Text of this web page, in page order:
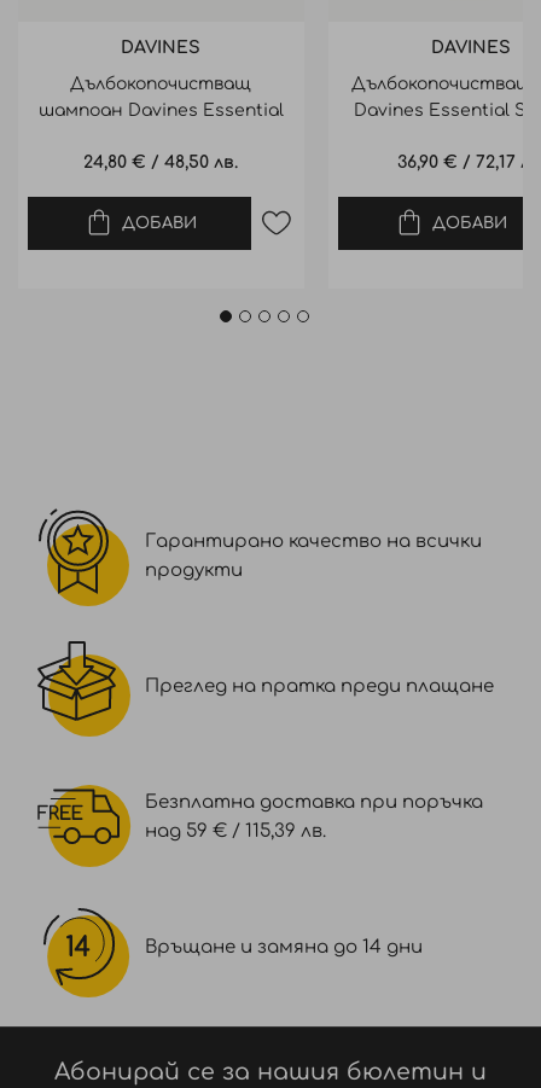
DAVINES
Дълбокопочистващ
шампоан Davines Essential
24,80 € /48,50 лв.
ДОБАВИ
DAVINES
Дълбокопочистващ
Davines Essential
36,90 € / 72,17
ДОБАВИ
Гарантирано качество на всички
продукти
Преглед на пратка преди плащане
Безплатна доставка при поръчка
над 59 € / 115,39 лв.
Връщане и замяна до 14 дни
Абонирай се за нашия бюлетин и